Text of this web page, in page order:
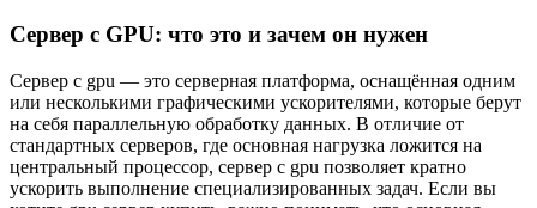
Сервер с GPU: что это и зачем он нужен
Сервер с gpu — это серверная платформа, оснащённая одним
или несколькими графическими ускорителями, которые берут
на себя параллельную обработку данных. В отличие от
стандартных серверов, где основная нагрузка ложится на
центральный процессор, сервер c gpu позволяет кратно
ускорить выполнение специализированных задач. Если вы